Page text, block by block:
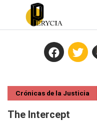
Crónicas de la Justicia
The Intercept